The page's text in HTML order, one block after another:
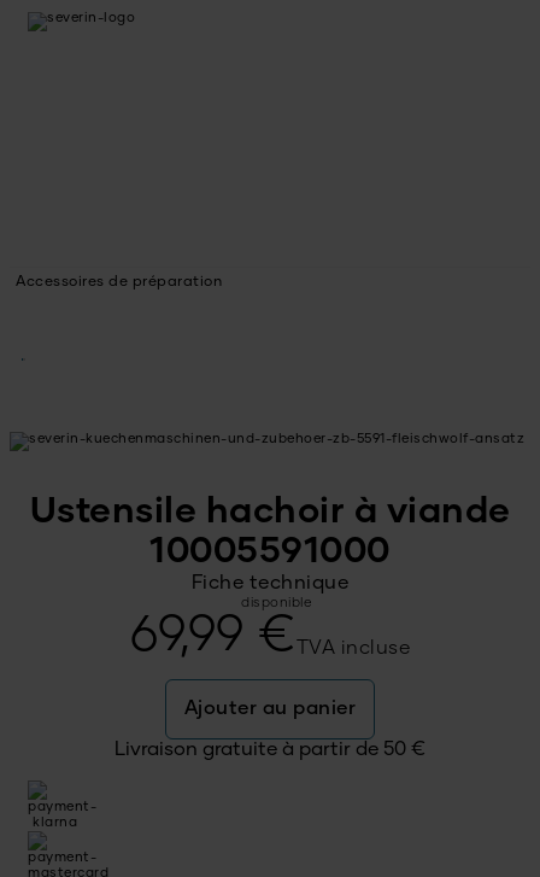
Accessoires de préparation
Ustensile hachoir à viande
10005591000
Fiche technique
disponible
69,99 € TVA incluse
Ajouter au panier
Livraison gratuite à partir de 50 €